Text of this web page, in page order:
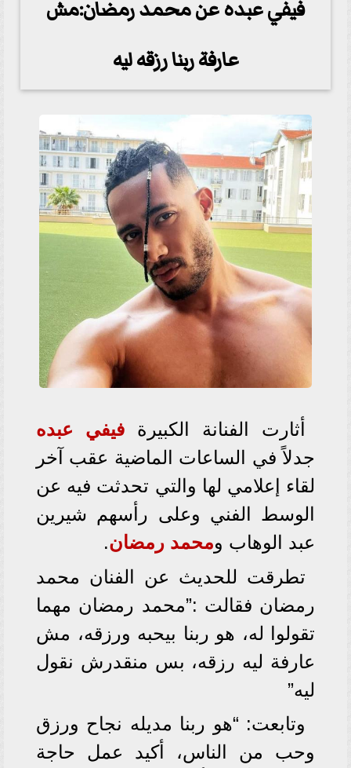
فيفي عبده عن محمد رمضان:مش
عارفة ربنا رزقه ليه
أثارت الفنانة الكبيرة فيفي عبده
جدلاً في الساعات الماضية عقب آخر
لقاء إعلامي لها والتي تحدثت فيه عن
الوسط الفني وعلى رأسهم شيرين
عبد الوهاب ومحمد رمضان.
تطرقت للحديث عن الفنان محمد
رمضان فقالت :”محمد رمضان مهما
تقولوا له، هو ربنا بيحبه ورزقه، مش
عارفة ليه رزقه، بس منقدرش نقول
ليه”
وتابعت: “هو ربنا مديله نجاح ورزق
وحب من الناس، أكيد عمل حاجة